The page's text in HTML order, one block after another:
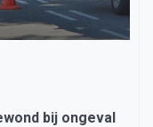
bij ongeval